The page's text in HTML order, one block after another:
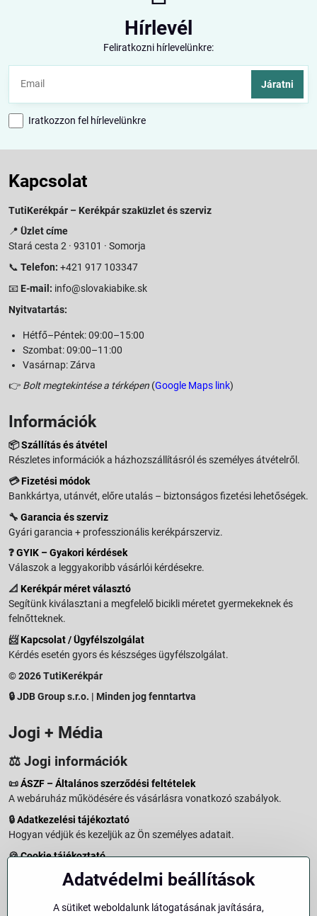
Hírlevél
Feliratkozni hírlevelünkre:
Járatni
Iratkozzon fel hírlevelünkre
Kapcsolat
TutiKerékpár – Kerékpár szaküzlet és szerviz
📍 Üzlet címe
Stará cesta 2 · 93101 · Somorja
📞 Telefon: +421 917 103347
📧 E-mail: info@slovakiabike.sk
Nyitvatartás:
Hétfő–Péntek: 09:00–15:00
Szombat: 09:00–11:00
Vasárnap: Zárva
👉 Bolt megtekintése a térképen (Google Maps link)
Információk
📦Szállítás és átvétel
Részletes információk a házhozszállításról és személyes átvételről.
💳Fizetési módok
Bankkártya, utánvét, előre utalás – biztonságos fizetési lehetőségek.
🔧 Garancia és szerviz
Gyári garancia + professzionális kerékpárszerviz.
❓GYIK – Gyakori kérdések
Válaszok a leggyakoribb vásárlói kérdésekre.
📐 Kerékpár méret választó
Segítünk kiválasztani a megfelelő bicikli méretet gyermekeknek és
felnőtteknek.
📨Kapcsolat / Ügyfélszolgálat
Kérdés esetén gyors és készséges ügyfélszolgálat.
© 2026 TutiKerékpár
🔒 JDB Group s.r.o. | Minden jog fenntartva
Jogi + Média
⚖️ Jogi információk
📜ÁSZF – Általános szerződési feltételek
A webáruház működésére és vásárlásra vonatkozó szabályok.
🔒Adatkezelési tájékoztató
Hogyan védjük és kezeljük az Ön személyes adatait.
🍪Cookie tájékoztató
A weboldalon használt sütikről és adatkezelésről.
Vásárlástól való elállás menete és feltételei.
Adatvédelmi beállítások
A sütiket weboldalunk látogatásának javítására,